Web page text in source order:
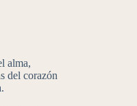
alma,
del corazón